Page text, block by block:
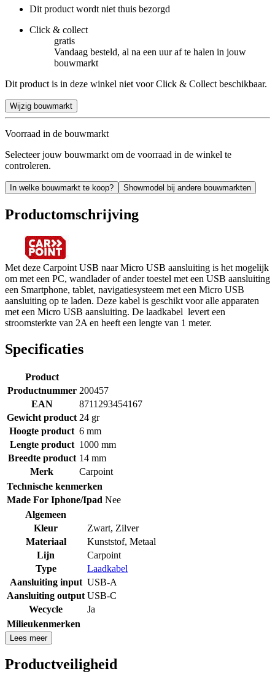
Dit product wordt niet thuis bezorgd
Click & collect
gratis
Vandaag besteld, al na een uur af te halen in jouw
bouwmarkt
Dit product is in deze winkel niet voor Click & Collect beschikbaar.
Wijzig bouwmarkt
Voorraad in de bouwmarkt
Selecteer jouw bouwmarkt om de voorraad in de winkel te
controleren.
In welke bouwmarkt te koop? Showmodel bij andere bouwmarkten
Productomschrijving
Met deze Carpoint USB naar Micro USB aansluiting is het mogelijk
om met een PC, wandlader of ander toestel met een USB aansluiting
een Smartphone, tablet, navigatiesysteem met een Micro USB
aansluiting op te laden. Deze kabel is geschikt voor alle apparaten
met een Micro USB aansluiting. De laadkabel levert een
stroomsterkte van 2A en heeft een lengte van 1 meter.
Specificaties
Product
Productnummer 200457
EAN
8711293454167
Gewicht product 24 gr
Hoogte product 6 mm
Lengte product 1000 mm
Breedte product 14 mm
Merk
Carpoint
Technische kenmerken
Made For Iphone/Ipad Nee
Algemeen
Kleur
Zwart, Zilver
Materiaal
Kunststof, Metaal
Lijn
Carpoint
Type
Laadkabel
Aansluiting input USB-A
Aansluiting output USB-C
Wecycle
Ja
Milieukenmerken
Lees meer
Productveiligheid